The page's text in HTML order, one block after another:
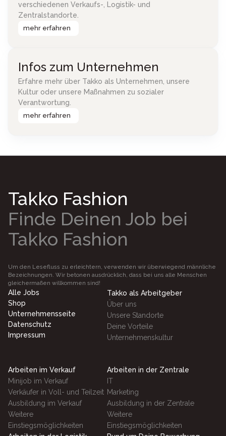
verschiedenen Verkaufs-, Logistik- und
Zentralstandorte.
mehr erfahren
Infos zum Unternehmen
Erfahre mehr über Takko als Unternehmen, unsere
Kultur oder unsere Maßnahmen zu sozialer
Verantwortung.
mehr erfahren
Takko Fashion
Finde Deinen Job bei
Takko Fashion
Um den Lesefluss zu erleichtern, verwenden wir überwiegend männliche
Bezeichnungen. Wir betonen ausdrücklich, dass bei uns alle Menschen
gleichermaßen willkommen sind!
Alle Jobs
Shop
Unternehmensseite
Datenschutz
Impressum
Takko als Arbeitgeber
Über uns
Unsere Standorte
Deine Vorteile
Unternehmenskultur
Arbeiten im Verkauf
Minijob im Verkauf
Verkäufer in Voll- und Teilzeit
Ausbildung im Verkauf
Weitere
Einstiegsmöglichkeiten
Arbeiten in der Zentrale
IT
Marketing
Ausbildung in der Zentrale
Weitere
Einstiegsmöglichkeiten